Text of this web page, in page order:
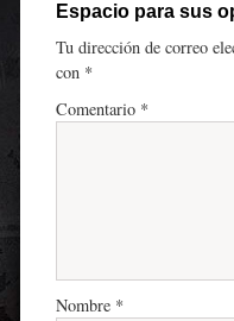
Espacio para sus
Tu dirección de correo
con *
Comentario *
Nombre *